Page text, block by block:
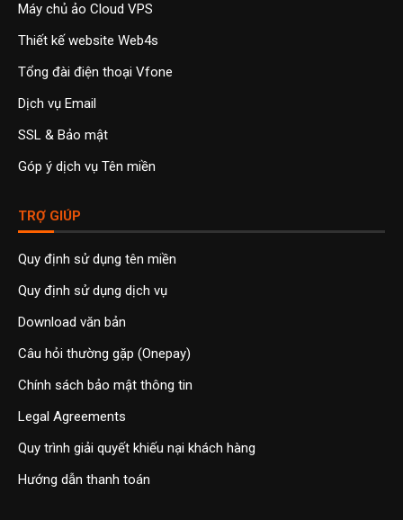
Máy chủ ảo Cloud VPS
Thiết kế website Web4s
Tổng đài điện thoại Vfone
Dịch vụ Email
SSL & Bảo mật
Góp ý dịch vụ Tên miền
TRỢ GIÚP
Quy định sử dụng tên miền
Quy định sử dụng dịch vụ
Download văn bản
Câu hỏi thường gặp (Onepay)
Chính sách bảo mật thông tin
Legal Agreements
Quy trình giải quyết khiếu nại khách hàng
Hướng dẫn thanh toán